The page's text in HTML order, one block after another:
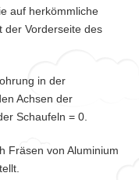
auf herkömmliche
der Vorderseite des
in der
Achsen der
Schaufeln = 0.
Fräsen von Aluminium